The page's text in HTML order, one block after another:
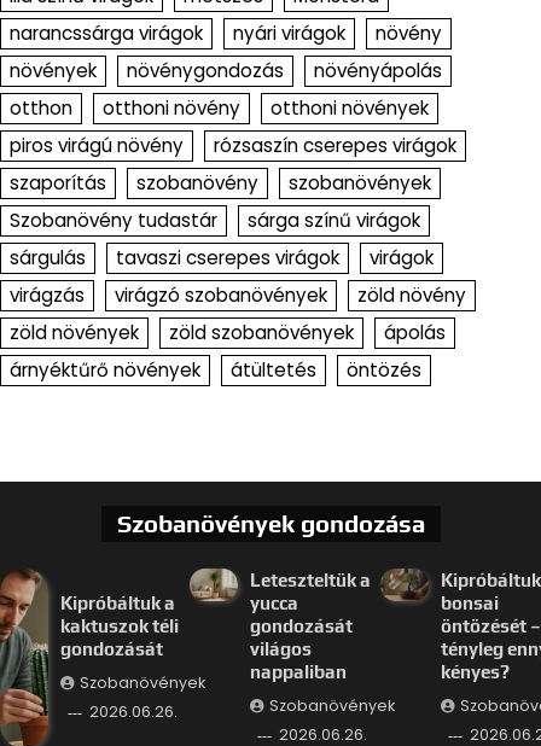
narancssárga virágok
nyári virágok
növény
növények
növénygondozás
növényápolás
otthon
otthoni növény
otthoni növények
piros virágú növény
rózsaszín cserepes virágok
szaporítás
szobanövény
szobanövények
Szobanövény tudastár
sárga színű virágok
sárgulás
tavaszi cserepes virágok
virágok
virágzás
virágzó szobanövények
zöld növény
zöld növények
zöld szobanövények
ápolás
árnyéktűrő növények
átültetés öntözés
Szobanövények gondozása
Kipróbáltuk a
kaktuszok téli
gondozását
Szobanövények
2026.06.26.
Leteszteltük a
yucca
gondozását
világos
nappaliban
Szobanövények
2026.06.26.
bonsai
öntözését –
tényleg
kényes?